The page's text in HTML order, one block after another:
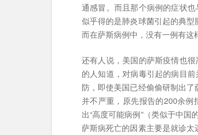
通感冒。而且那个病例的症状
似乎得的是肺炎球菌引起的典型
而在萨斯病例中，没有一例有这
还有人说，美国的萨斯疫情也
的人知道，对病毒引起的病目
防，即使美国已经偷偷研制出
并不严重，原先报告的200余例
出“高度可能病例”（类似于中国
萨斯病死亡的因素主要是就诊